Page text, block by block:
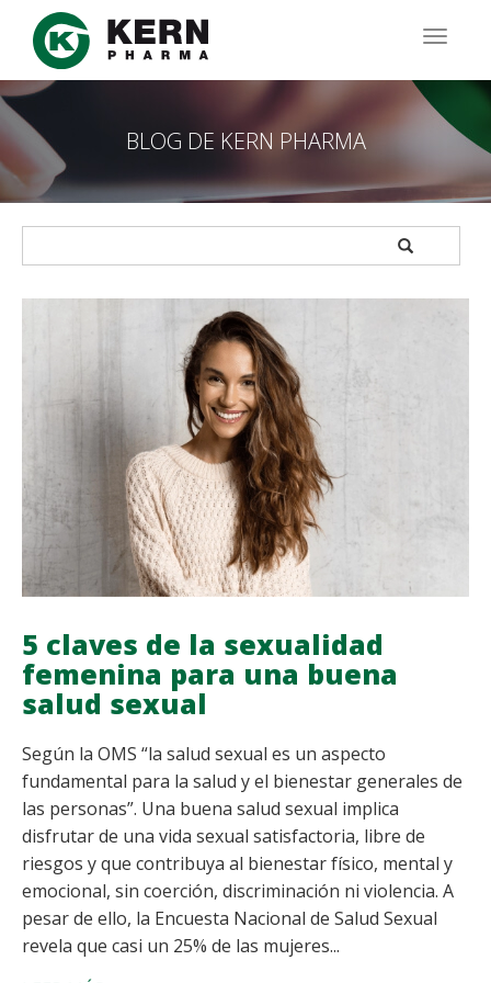
Pasar
contenido
principal
BLOG DE KERN PHARMA
APPLY
5 claves de la sexualidad
femenina para una buena
salud sexual
Según la OMS “la salud sexual es un aspecto
fundamental para la salud y el bienestar generales de
las personas”. Una buena salud sexual implica
disfrutar de una vida sexual satisfactoria, libre de
riesgos y que contribuya al bienestar físico, mental y
emocional, sin coerción, discriminación ni violencia. A
pesar de ello, la Encuesta Nacional de Salud Sexual
revela que casi un 25% de las mujeres...